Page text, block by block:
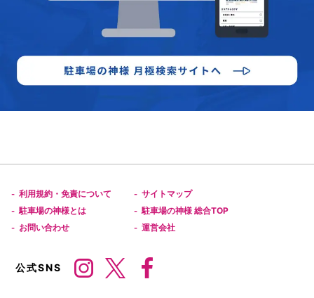
- 利用規約・免責について - サイトマップ
- 駐車場の神様とは - 駐車場の神様 総合TOP
- お問い合わせ - 運営会社
公式SNS